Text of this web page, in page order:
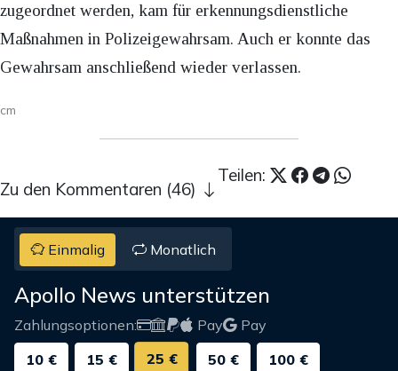
zugeordnet werden, kam für erkennungsdienstliche
Maßnahmen in Polizeigewahrsam. Auch er konnte das
Gewahrsam anschließend wieder verlassen.
cm
Teilen:
Zu den Kommentaren (46)
Einmalig Monatlich
Apollo News unterstützen
Zahlungsoptionen: Pay
Pay
10 €
15 € 25 € 50 € 100 €